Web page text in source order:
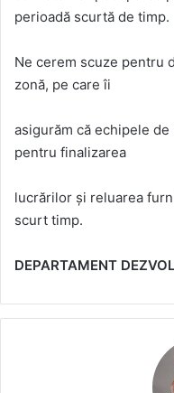
perioadă scurtă de timp.
Ne cerem scuze pentru
zonă, pe care îi
asigurăm că echipele
pentru finalizarea
lucrărilor și reluarea
scurt timp.
DEPARTAMENT